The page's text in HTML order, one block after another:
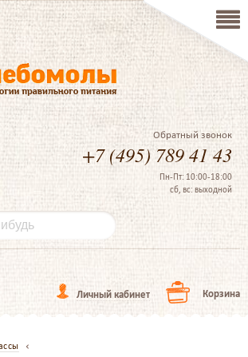
Обратный звонок
+7 (495) 789 41 43
Пн-Пт: 10:00-18:00
сб, вс: выходной
Личный кабинет Корзина